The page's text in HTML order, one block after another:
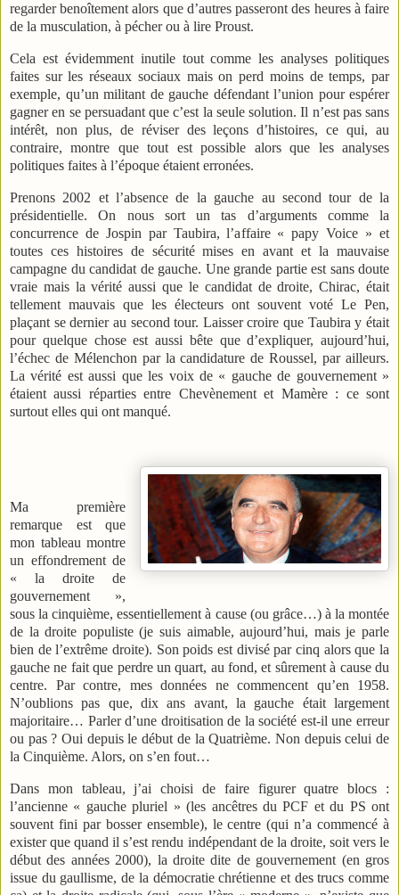
regarder benoîtement alors que d’autres passeront des heures à faire
de la musculation, à pécher ou à lire Proust.
Cela est évidemment inutile tout comme les analyses politiques
faites sur les réseaux sociaux mais on perd moins de temps, par
exemple, qu’un militant de gauche défendant l’union pour espérer
gagner en se persuadant que c’est la seule solution. Il n’est pas sans
intérêt, non plus, de réviser des leçons d’histoires, ce qui, au
contraire, montre que tout est possible alors que les analyses
politiques faites à l’époque étaient erronées.
Prenons 2002 et l’absence de la gauche au second tour de la
présidentielle. On nous sort un tas d’arguments comme la
concurrence de Jospin par Taubira, l’affaire « papy Voice » et
toutes ces histoires de sécurité mises en avant et la mauvaise
campagne du candidat de gauche. Une grande partie est sans doute
vraie mais la vérité aussi que le candidat de droite, Chirac, était
tellement mauvais que les électeurs ont souvent voté Le Pen,
plaçant se dernier au second tour. Laisser croire que Taubira y était
pour quelque chose est aussi bête que d’expliquer, aujourd’hui,
l’échec de Mélenchon par la candidature de Roussel, par ailleurs.
La vérité est aussi que les voix de « gauche de gouvernement »
étaient aussi réparties entre Chevènement et Mamère : ce sont
surtout elles qui ont manqué.
Ma première
remarque est que
mon tableau montre
un effondrement de
« la droite de
gouvernement »,
sous la cinquième, essentiellement à cause (ou grâce…) à la montée
de la droite populiste (je suis aimable, aujourd’hui, mais je parle
bien de l’extrême droite). Son poids est divisé par cinq alors que la
gauche ne fait que perdre un quart, au fond, et sûrement à cause du
centre. Par contre, mes données ne commencent qu’en 1958.
N’oublions pas que, dix ans avant, la gauche était largement
majoritaire… Parler d’une droitisation de la société est-il une erreur
ou pas ? Oui depuis le début de la Quatrième. Non depuis celui de
la Cinquième. Alors, on s’en fout…
Dans mon tableau, j’ai choisi de faire figurer quatre blocs :
l’ancienne « gauche pluriel » (les ancêtres du PCF et du PS ont
souvent fini par bosser ensemble), le centre (qui n’a commencé à
exister que quand il s’est rendu indépendant de la droite, soit vers le
début des années 2000), la droite dite de gouvernement (en gros
issue du gaullisme, de la démocratie chrétienne et des trucs comme